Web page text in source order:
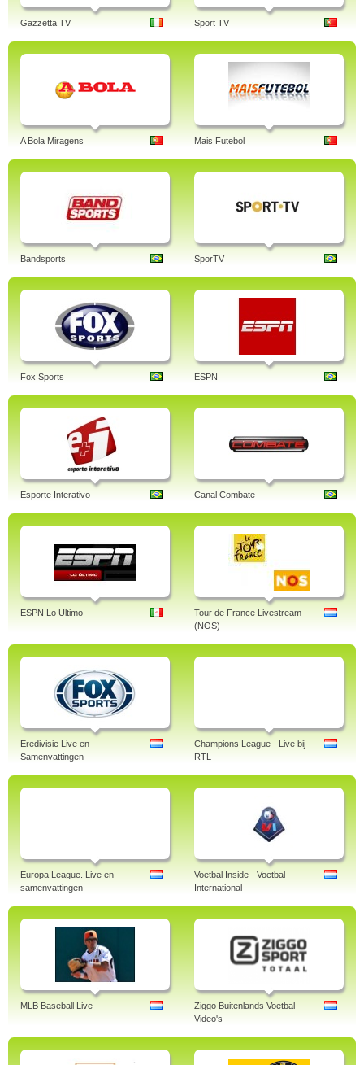
Gazzetta TV Sport TV
A Bola Miragens Mais Futebol
Bandsports SporTV
Fox Sports ESPN
Esporte Interativo Canal Combate
ESPN Lo Ultimo
Tour de France Livestream
(NOS)
Eredivisie Live en
Samenvattingen
Champions League - Live bij
RTL
Europa League. Live en
samenvattingen
Voetbal Inside - Voetbal
International
MLB Baseball Live
Ziggo Buitenlands Voetbal
Video's